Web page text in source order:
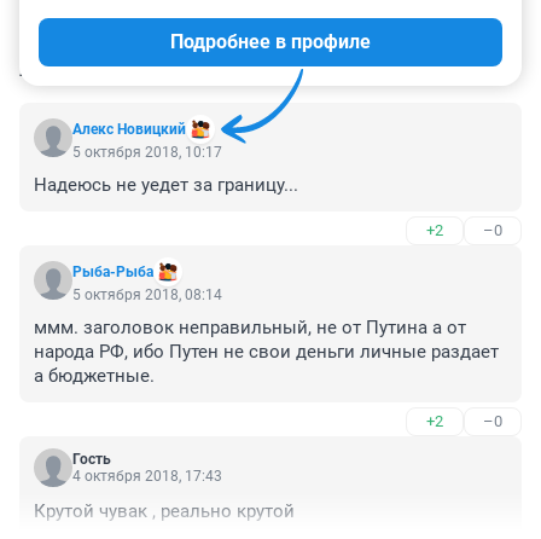
КОММЕНТАРИИ 35
Алекс Новицкий
Подробнее в профиле
5 октября 2018, 10:17
Надеюсь не уедет за границу...
+2 –0
Рыба-Рыба
5 октября 2018, 08:14
ммм. заголовок неправильный, не от Путина а от
народа РФ, ибо Путен не свои деньги личные раздает
а бюджетные.
+2 –0
Гость
4 октября 2018, 17:43
Крутой чувак , реально крутой